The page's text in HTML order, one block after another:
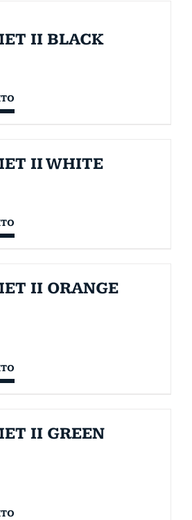
II BLACK
II WHITE
II ORANGE
II GREEN